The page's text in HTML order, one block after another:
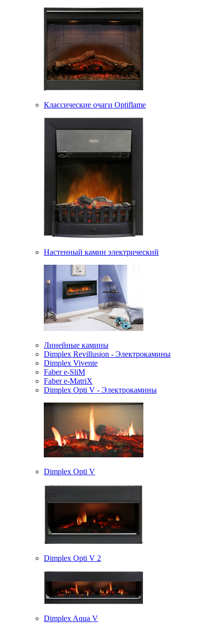
Классические очаги Optiflame
Настенный камин электрический
Линейные камины
Dimplex Revillusion - Электрокамины
Dimplex Vivente
Faber e-SliM
Faber e-MatriX
Dimplex Opti V - Электрокамины
Dimplex Opti V
Dimplex Opti V 2
Dimplex Aqua V